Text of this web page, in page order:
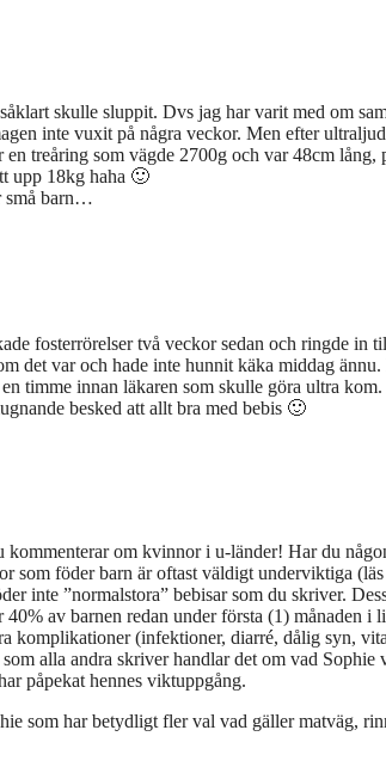
skulle sluppit. Dvs jag har varit med om
inte vuxit på några veckor. Men efter
treåring som vägde 2700g och var 48cm lång,
upp 18kg haha 🙂
små barn…
fosterrörelser två veckor sedan och ringde in
det var och hade inte hunnit käka middag
timme innan läkaren som skulle göra ultra kom.
besked att allt bra med bebis 🙂
om kvinnor i u-länder! Har du
som föder barn är oftast väldigt underviktiga
inte ”normalstora” bebisar som du skriver.
av barnen redan under första (1) månaden i
komplikationer (infektioner, diarré, dålig syn,
alla andra skriver handlar det om vad Sophie
påpekat hennes viktuppgång.
som har betydligt fler val vad gäller matväg,